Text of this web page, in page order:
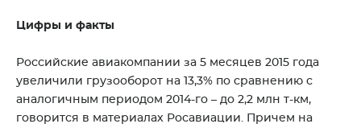
Цифры и факты
Российские авиакомпании за 5 месяцев 2015 года
увеличили грузооборот на 13,3% по сравнению с
аналогичным периодом 2014-го – до 2,2 млн т-км,
говорится в материалах Росавиации. Причем на